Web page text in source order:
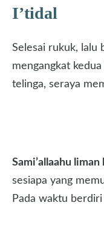
I’tidal
Selesai rukuk, lalu
mengangkat
telinga, seraya
Sami’allaahu liman
sesiapa yang
Pada waktu